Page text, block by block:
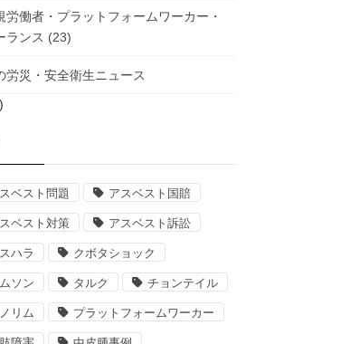
労働者・プラットフォームワーカー・
ランス (23)
労災・安全衛生ニュース
ベスト問題 アスベスト国賠
ベスト対策 アスベスト訴訟
ハラ クボタショック
ソン タルク チョンテイル
リム プラットフォームワーカー